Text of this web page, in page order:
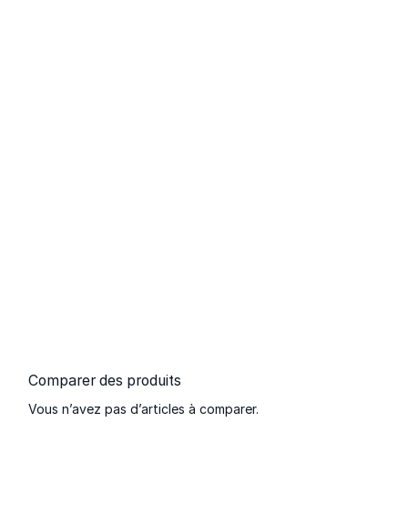
Comparer des produits
Vous n’avez pas d’articles à comparer.